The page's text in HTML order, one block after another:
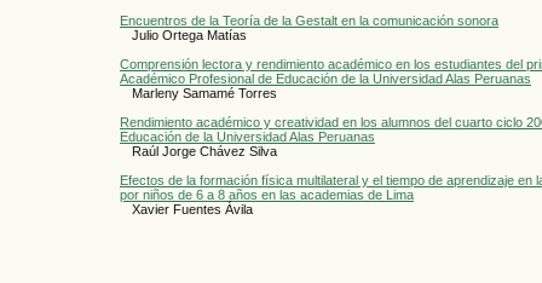
Encuentros de la Teoría de la Gestalt en la comunicación sonora
Julio Ortega Matías
Comprensión lectora y rendimiento académico en los estudiantes del
Académico Profesional de Educación de la Universidad Alas Peruanas
Marleny Samamé Torres
Rendimiento académico y creatividad en los alumnos del cuarto ciclo
Educación de la Universidad Alas Peruanas
Raúl Jorge Chávez Silva
Efectos de la formación física multilateral y el tiempo de aprendizaje en
por niños de 6 a 8 años en las academias de Lima
Xavier Fuentes Ávila